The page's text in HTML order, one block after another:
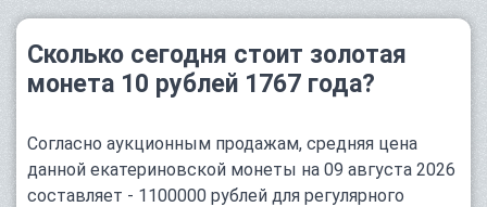
Сколько сегодня стоит золотая
монета 10 рублей 1767 года?
Согласно аукционным продажам, средняя цена
данной екатериновской монеты на 09 августа 2026
составляет - 1100000 рублей для регулярного